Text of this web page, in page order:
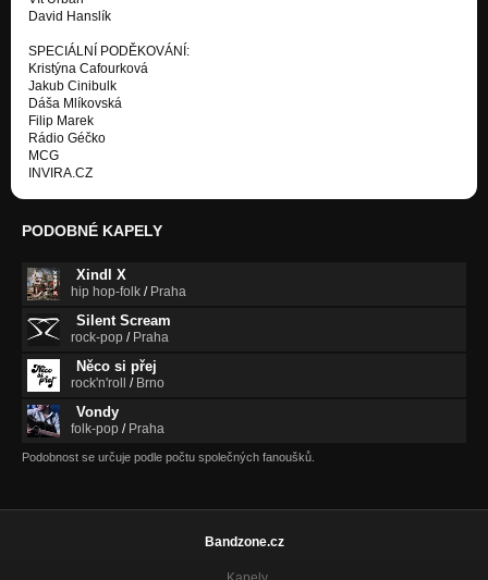
David Hanslík
SPECIÁLNÍ PODĚKOVÁNÍ:
Kristýna Cafourková
Jakub Cinibulk
Dáša Mlíkovská
Filip Marek
Rádio Géčko
MCG
INVIRA.CZ
PODOBNÉ KAPELY
Xindl X
hip hop-folk / Praha
Silent Scream
rock-pop / Praha
Něco si přej
rock'n'roll / Brno
Vondy
folk-pop / Praha
Podobnost se určuje podle počtu společných fanoušků.
Bandzone.cz